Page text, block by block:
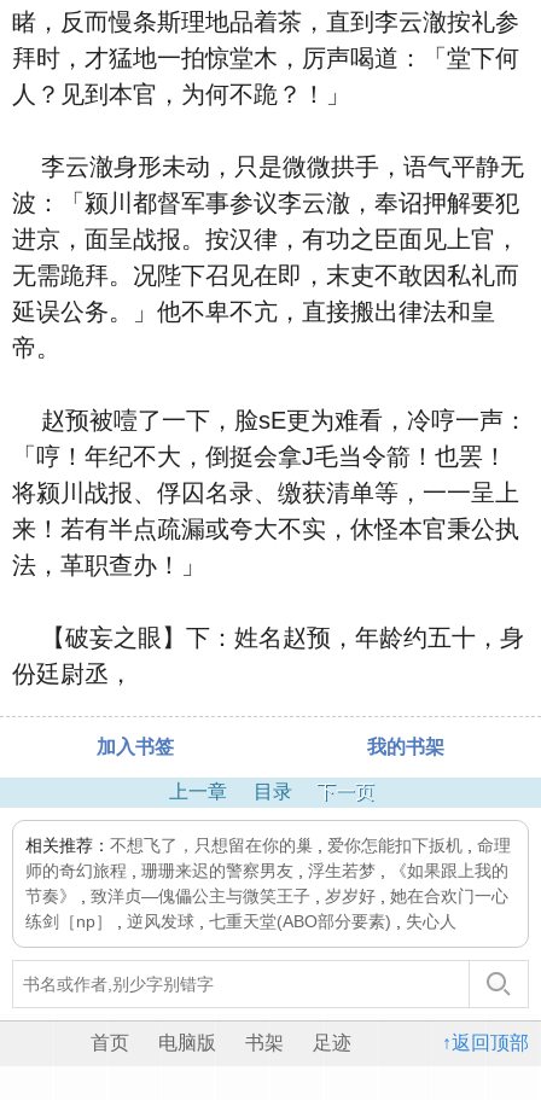
睹，反而慢条斯理地品着茶，直到李云澈按礼参
拜时，才猛地一拍惊堂木，厉声喝道：「堂下何
人？见到本官，为何不跪？！」
李云澈身形未动，只是微微拱手，语气平静无
波：「颍川都督军事参议李云澈，奉诏押解要犯
进京，面呈战报。按汉律，有功之臣面见上官，
无需跪拜。况陛下召见在即，末吏不敢因私礼而
延误公务。」他不卑不亢，直接搬出律法和皇
帝。
赵预被噎了一下，脸sE更为难看，冷哼一声：
「哼！年纪不大，倒挺会拿J毛当令箭！也罢！
将颍川战报、俘囚名录、缴获清单等，一一呈上
来！若有半点疏漏或夸大不实，休怪本官秉公执
法，革职查办！」
【破妄之眼】下：姓名赵预，年龄约五十，身
份廷尉丞，
加入书签 我的书架
上一章 目录 下一页
相关推荐： 不想飞了，只想留在你的巢 爱你怎能扣下扳机
命理
师的奇幻旅程
珊珊来迟的警察男友 浮生若梦
《如果跟上我的
节奏》
致洋贞—傀儡公主与微笑王子 岁岁好
她在合欢门一心
练剑［np］
逆风发球 七重天堂(ABO部分要素) 失心人
↑返回顶部
首页 电脑版 书架 足迹